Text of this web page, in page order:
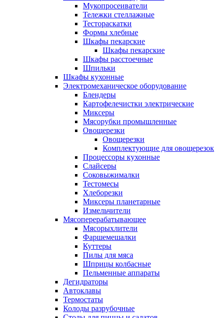
Мукопросеиватели
Тележки стеллажные
Тестораскатки
Формы хлебные
Шкафы пекарские
Шкафы пекарские
Шкафы расстоечные
Шпильки
Шкафы кухонные
Электромеханическое оборудование
Блендеры
Картофелечистки электрические
Миксеры
Мясорубки промышленные
Овощерезки
Овощерезки
Комплектующие для овощерезок
Процессоры кухонные
Слайсеры
Соковыжималки
Тестомесы
Хлеборезки
Миксеры планетарные
Измельчители
Мясоперерабатывающее
Мясорыхлители
Фаршемешалки
Куттеры
Пилы для мяса
Шприцы колбасные
Пельменные аппараты
Дегидраторы
Автоклавы
Термостаты
Колоды разрубочные